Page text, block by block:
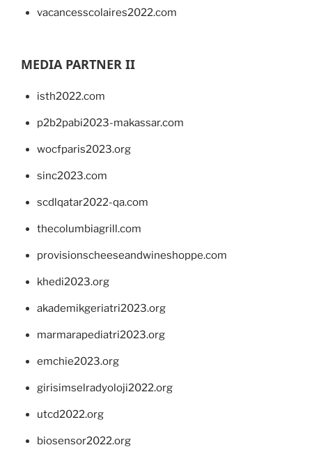
vacancesscolaires2022.com
MEDIA PARTNER II
isth2022.com
p2b2pabi2023-makassar.com
wocfparis2023.org
sinc2023.com
scdlqatar2022-qa.com
thecolumbiagrill.com
provisionscheeseandwineshoppe.com
khedi2023.org
akademikgeriatri2023.org
marmarapediatri2023.org
emchie2023.org
girisimselradyoloji2022.org
utcd2022.org
biosensor2022.org